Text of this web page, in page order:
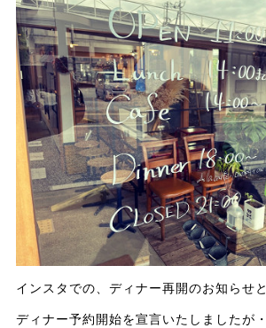
インスタでの、ディナー再開のお知らせと
ディナー予約開始を宣言いたしましたが